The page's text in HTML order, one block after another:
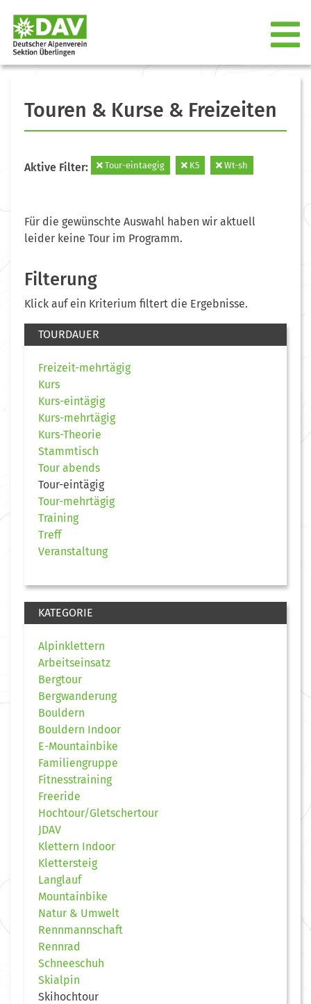
Touren & Kurse & Freizeiten
Aktive Filter: Tour-eintaegig K5 Wt-sh
Für die gewünschte Auswahl haben wir aktuell
leider keine Tour im Programm.
Filterung
Klick auf ein Kriterium filtert die Ergebnisse.
TOURDAUER
Freizeit-mehrtägig
Kurs
Kurs-eintägig
Kurs-mehrtägig
Kurs-Theorie
Stammtisch
Tour abends
Tour-eintägig
Tour-mehrtägig
Training
Treff
Veranstaltung
KATEGORIE
Alpinklettern
Arbeitseinsatz
Bergtour
Bergwanderung
Bouldern
Bouldern Indoor
E-Mountainbike
Familiengruppe
Fitnesstraining
Freeride
Hochtour/Gletschertour
JDAV
Klettern Indoor
Klettersteig
Langlauf
Mountainbike
Natur & Umwelt
Rennmannschaft
Rennrad
Schneeschuh
Skialpin
Skihochtour